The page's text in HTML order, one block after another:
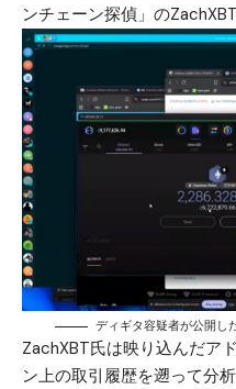
ンチェーン探偵」の
ディギタ容疑者が公開し
ZachXBT氏は映り込んだア
ン上の取引履歴を遡って分